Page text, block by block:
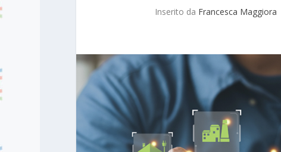
Inserito da Francesca Maggiora